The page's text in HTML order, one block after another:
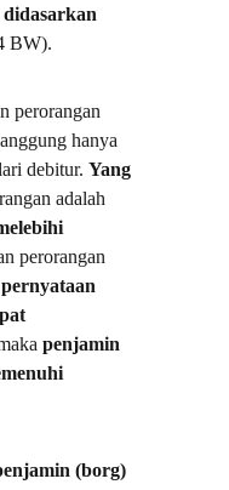
BW).
perorangan
hanya
debitur. Yang
adalah
perorangan
penjamin
(borg)